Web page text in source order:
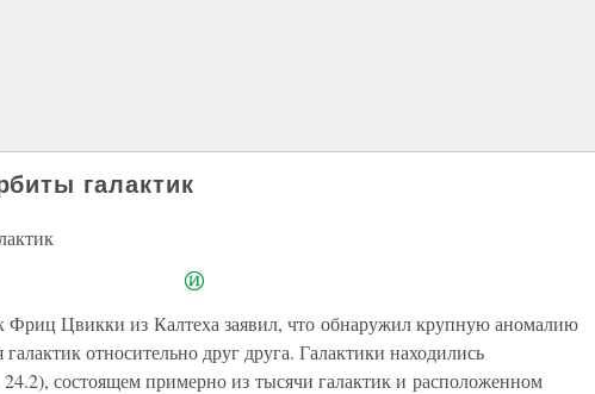
галактик
Фриц Цвикки из Калтеха заявил, что обнаружил крупную аномалию
относительно друг друга. Галактики находились
состоящем примерно из тысячи галактик и расположенном